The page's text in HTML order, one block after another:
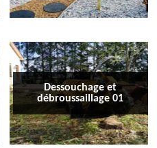
Dessouchage et
débroussaillage 01